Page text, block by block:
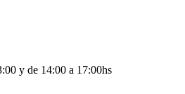
y de 14:00 a 17:00hs